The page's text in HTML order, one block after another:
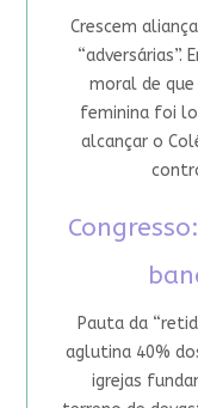
Crescem
“adversárias”.
moral de
feminina foi
alcançar o
Pauta da
aglutina 40%
igrejas